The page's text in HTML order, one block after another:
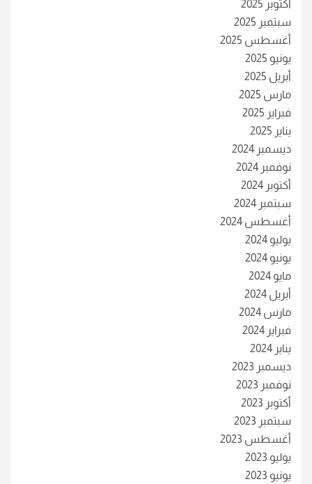
أكتوبر 2025
سبتمبر 2025
أغسطس 2025
يونيو 2025
أبريل 2025
مارس 2025
فبراير 2025
يناير 2025
ديسمبر 2024
نوفمبر 2024
أكتوبر 2024
سبتمبر 2024
أغسطس 2024
يوليو 2024
يونيو 2024
مايو 2024
أبريل 2024
مارس 2024
فبراير 2024
يناير 2024
ديسمبر 2023
نوفمبر 2023
أكتوبر 2023
سبتمبر 2023
أغسطس 2023
يوليو 2023
يونيو 2023